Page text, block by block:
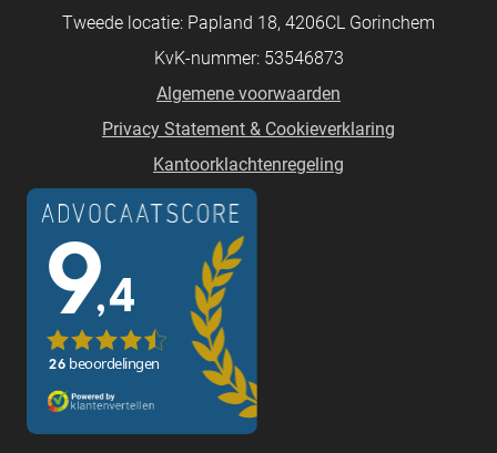
Tweede locatie: Papland 18, 4206CL Gorinchem
KvK-nummer: 53546873
Algemene voorwaarden
Privacy Statement & Cookieverklaring
Kantoorklachtenregeling